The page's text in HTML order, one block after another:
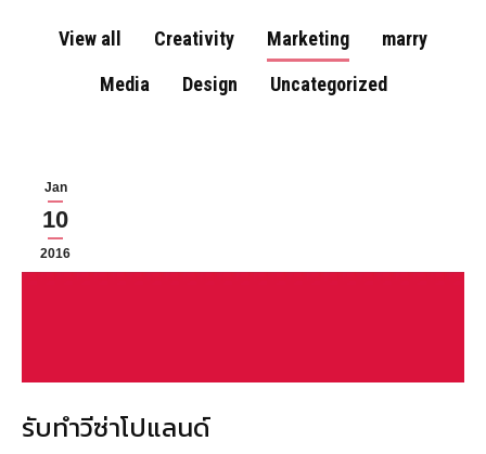
View all Creativity Marketing
marry
Media
Design Uncategorized
Jan
10
2016
รับทำวีซ่าโปแลนด์